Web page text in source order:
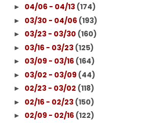
► 04/06 - 04/13 (174)
► 03/30 - 04/06 (193)
► 03/23 - 03/30 (160)
► 03/16 - 03/23 (125)
► 03/09 - 03/16 (164)
► 03/02 - 03/09 (44)
► 02/23 - 03/02 (118)
► 02/16 - 02/23 (150)
► 02/09 - 02/16 (122)